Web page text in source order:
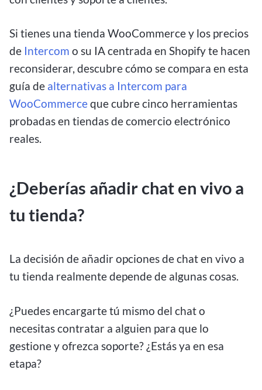
Si tienes una tienda WooCommerce y los precios
de Intercom o su IA centrada en Shopify te hacen
reconsiderar, descubre cómo se compara en esta
guía de alternativas a Intercom para
WooCommerceque cubre cinco herramientas
probadas en tiendas de comercio electrónico
reales.
¿Deberías añadir chat en vivo a
tu tienda?
La decisión de añadir opciones de chat en vivo a
tu tienda realmente depende de algunas cosas.
¿Puedes encargarte tú mismo del chat o
necesitas contratar a alguien para que lo
gestione y ofrezca soporte? ¿Estás ya en esa
etapa?